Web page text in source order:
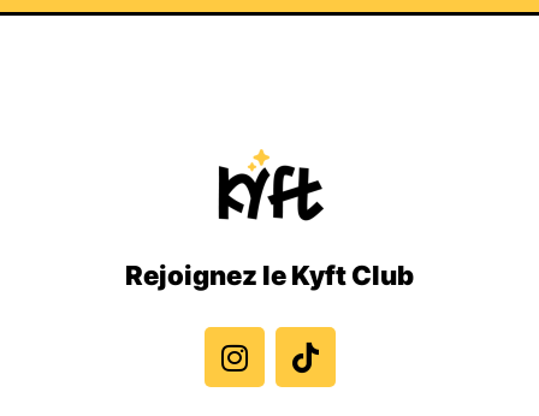
Rejoignez le Kyft Club
n
s
t
i
k
t